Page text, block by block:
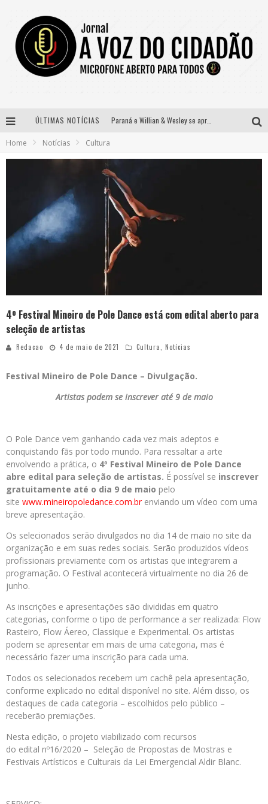
ÚLTIMAS NOTÍCIAS Paraná e Willian & Wesley se apresentam no Carretão Trevo Contagem nesta sexta-feira
Home Notícias Cultura
4º Festival Mineiro de Pole Dance está com edital aberto para
seleção de artistas
Redacao 4 de maio de 2021 Cultura, Notícias
Festival Mineiro de Pole Dance – Divulgação.
Artistas podem se inscrever até 9 de maio
O Pole Dance vem ganhando cada vez mais adeptos e
conquistando fãs por todo mundo. Para ressaltar a arte
envolvendo a prática, o 4º Festival Mineiro de Pole Dance
abre edital para seleção de artistas. É possível se inscrever
gratuitamente até o dia 9 de maio pelo
site www.mineiropoledance.com.brenviando um vídeo com uma
breve apresentação.
Os selecionados serão divulgados no dia 14 de maio no site da
organização e em suas redes sociais. Serão produzidos vídeos
profissionais previamente com os artistas que integrarem a
programação. O Festival acontecerá virtualmente no dia 26 de
junho.
As inscrições e apresentações são divididas em quatro
categorias, conforme o tipo de performance a ser realizada: Flow
Rasteiro, Flow Áereo, Classique e Experimental. Os artistas
podem se apresentar em mais de uma categoria, mas é
necessário fazer uma inscrição para cada uma.
Todos os selecionados recebem um cachê pela apresentação,
conforme explicado no edital disponível no site. Além disso, os
destaques de cada categoria – escolhidos pelo público –
receberão premiações.
Nesta edição, o projeto viabilizado com recursos
do edital nº16/2020 – Seleção de Propostas de Mostras e
Festivais Artísticos e Culturais da Lei Emergencial Aldir Blanc.